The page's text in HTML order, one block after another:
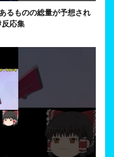
るものの総量が予想され
応集